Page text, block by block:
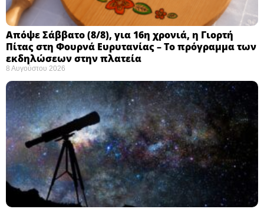
Απόψε Σάββατο (8/8), για 16η χρονιά, η Γιορτή
Πίτας στη Φουρνά Ευρυτανίας – Το πρόγραμμα των
εκδηλώσεων στην πλατεία
8 Αυγούστου 2026